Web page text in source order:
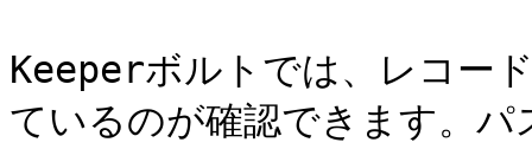
Keeperボルトでは、レコー
ているのが確認できます。